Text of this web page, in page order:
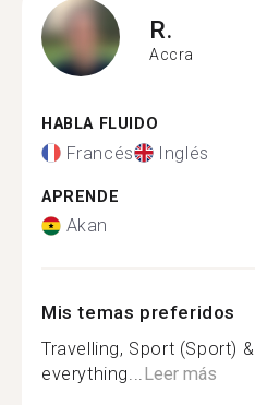
R.
Accra
HABLA FLUIDO
Francés Inglés
APRENDE
Akan
Mis temas preferidos
Travelling, Sport (Sport)
everything...Leer más